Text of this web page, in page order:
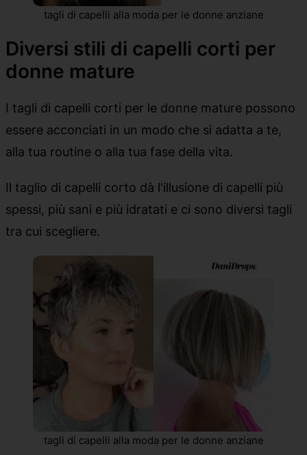
tagli di capelli alla moda per le donne anziane
Diversi stili di capelli corti per
donne mature
I tagli di capelli corti per le donne mature possono
essere acconciati in un modo che si adatta a te,
alla tua routine o alla tua fase della vita.
Il taglio di capelli corto dà l'illusione di capelli più
spessi, più sani e più idratati e ci sono diversi tagli
tra cui scegliere.
tagli di capelli alla moda per le donne anziane